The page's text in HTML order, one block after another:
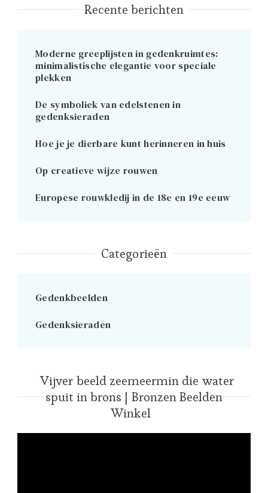
Recente berichten
Moderne greeplijsten in gedenkruimtes:
minimalistische elegantie voor speciale
plekken
De symboliek van edelstenen in
gedenksieraden
Hoe je je dierbare kunt herinneren in huis
Op creatieve wijze rouwen
Europese rouwkledij in de 18e en 19e eeuw
Categorieën
Gedenkbeelden
Gedenksieraden
Vijver beeld zeemeermin die water
spuit in brons | Bronzen Beelden
Winkel